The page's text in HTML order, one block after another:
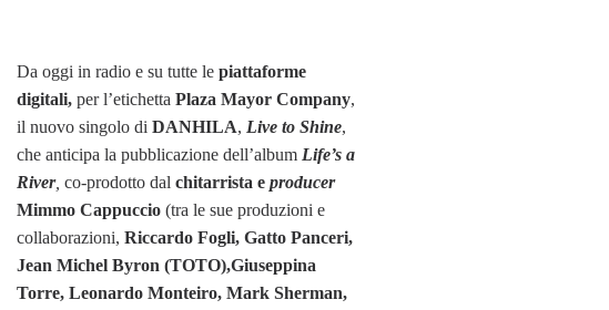
Da oggi in radio e su tutte le piattaforme
digitali, per l’etichetta Plaza Mayor Company,
il nuovo singolo di DANHILA, Live to Shine,
che anticipa la pubblicazione dell’album Life’s a
River, co-prodotto dal chitarrista e producer
Mimmo Cappuccio (tra le sue produzioni e
collaborazioni, Riccardo Fogli, Gatto Panceri,
Jean Michel Byron (TOTO),Giuseppina
Torre, Leonardo Monteiro, Mark Sherman,